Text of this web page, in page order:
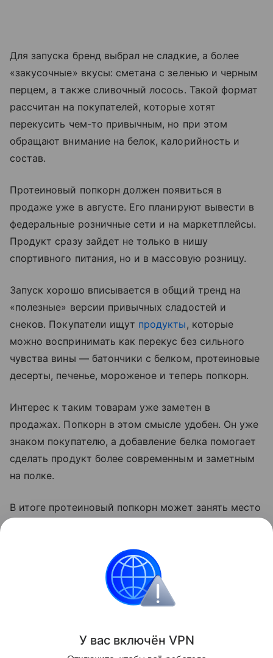
Для запуска бренд выбрал не сладкие, а более
«закусочные» вкусы: сметана с зеленью и черным
перцем, а также сливочный лосось. Такой формат
рассчитан на покупателей, которые хотят
перекусить чем-то привычным, но при этом
обращают внимание на белок, калорийность и
состав.
Протеиновый попкорн должен появиться в
продаже уже в августе. Его планируют вывести в
федеральные розничные сети и на маркетплейсы.
Продукт сразу зайдет не только в нишу
спортивного питания, но и в массовую розницу.
Запуск хорошо вписывается в общий тренд на
«полезные» версии привычных сладостей и
снеков. Покупатели ищут продукты, которые
можно воспринимать как перекус без сильного
чувства вины — батончики с белком, протеиновые
десерты, печенье, мороженое и теперь попкорн.
Интерес к таким товарам уже заметен в
продажах. Попкорн в этом смысле удобен. Он уже
знаком покупателю, а добавление белка помогает
сделать продукт более современным и заметным
на полке.
В итоге протеиновый попкорн может занять место
тренировки, но и для работы, дороги, просмотра
фильма или быстрогоперекуса
У вас включён VPN